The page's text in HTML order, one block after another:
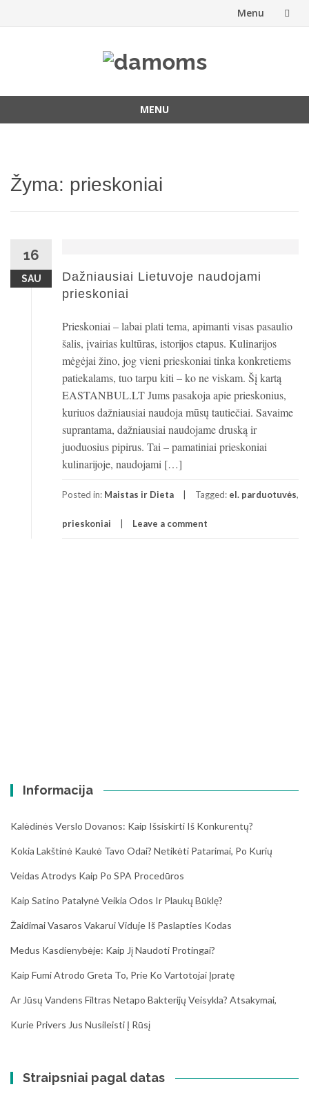
Menu
MENU
Žyma: prieskoniai
16
SAU
Dažniausiai Lietuvoje naudojami
prieskoniai
Prieskoniai – labai plati tema, apimanti visas pasaulio
šalis, įvairias kultūras, istorijos etapus. Kulinarijos
mėgėjai žino, jog vieni prieskoniai tinka konkretiems
patiekalams, tuo tarpu kiti – ko ne viskam. Šį kartą
EASTANBUL.LT Jums pasakoja apie prieskonius,
kuriuos dažniausiai naudoja mūsų tautiečiai. Savaime
suprantama, dažniausiai naudojame druską ir
juoduosius pipirus. Tai – pamatiniai prieskoniai
kulinarijoje, naudojami […]
Posted in: Maistas ir Dieta Tagged: el. parduotuvės,
prieskoniai Leave a comment
Informacija
Kalėdinės Verslo Dovanos: Kaip Išsiskirti Iš Konkurentų?
Kokia Lakštinė Kaukė Tavo Odai? Netikėti Patarimai, Po Kurių
Veidas Atrodys Kaip Po SPA Procedūros
Kaip Satino Patalynė Veikia Odos Ir Plaukų Būklę?
Žaidimai Vasaros Vakarui Viduje Iš Paslapties Kodas
Medus Kasdienybėje: Kaip Jį Naudoti Protingai?
Kaip Fumi Atrodo Greta To, Prie Ko Vartotojai Įpratę
Ar Jūsų Vandens Filtras Netapo Bakterijų Veisykla? Atsakymai,
Kurie Privers Jus Nusileisti Į Rūsį
Straipsniai pagal datas